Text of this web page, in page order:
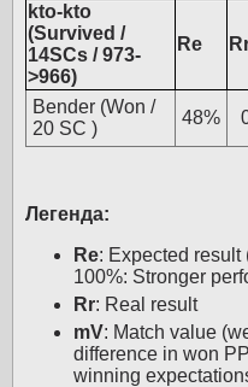
kto-kto
(Survived /
14SCs / 973-
>966)
Re
Bender (Won /
20 SC )
48%
Легенда:
Re: Expected result
100%: Stronger
Rr: Real result
mV: Match value
difference in won
winning